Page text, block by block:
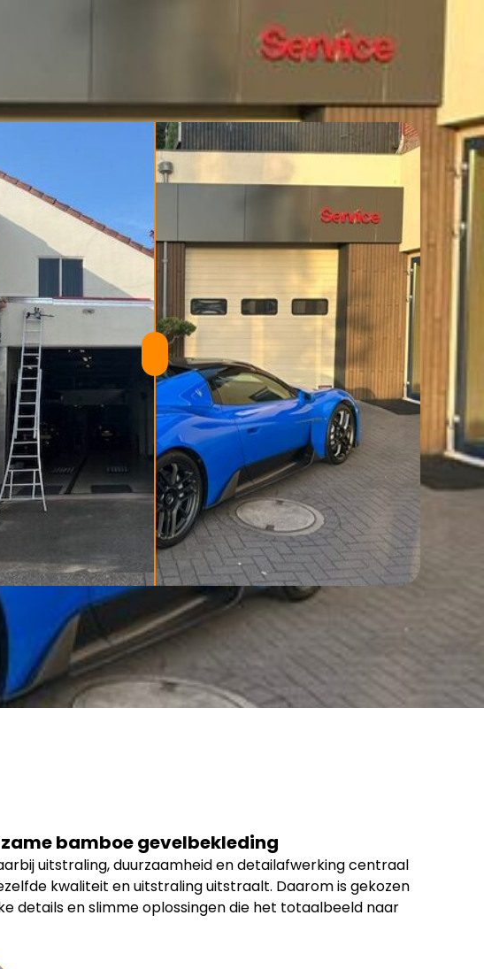
Offerte aanvragen
bamboe gevelbekleding
uitstraling, duurzaamheid en detailafwerking centraal
kwaliteit en uitstraling uitstraalt. Daarom is gekozen
details en slimme oplossingen die het totaalbeeld naar